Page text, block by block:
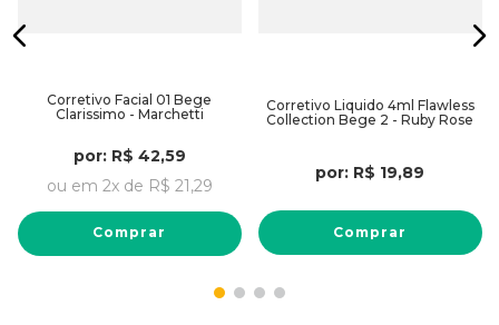
Corretivo Facial 01 Bege
Clarissimo - Marchetti
por: R$ 42,59
ou em 2x de R$ 21,29
Comprar
Corretivo Liquido 4ml Flawless
Collection Bege 2 - Ruby Rose
por: R$ 19,89
Comprar